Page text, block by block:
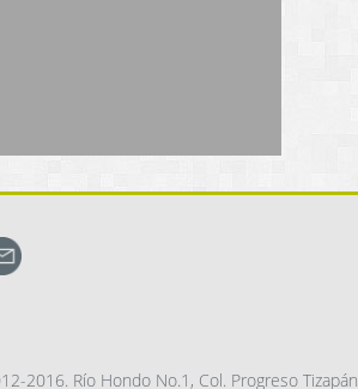
2016. Río Hondo No.1, Col. Progreso